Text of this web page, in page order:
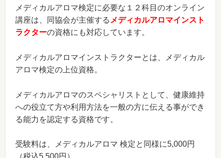
メディカルアロマ検定に必要な１２科目のオンライン
講座は、同協会が主催するメディカルアロマインスト
ラクターの資格にも対応しています。
メディカルアロマインストラクターとは、メディカル
アロマ検定の上位資格。
メディカルアロマのスペシャリストとして、健康維持
への役立て方や利用方法を一般の方に伝える事ができ
る能力を認定する資格です。
受験料は、メディカルアロマ 検定と同様に5,000円